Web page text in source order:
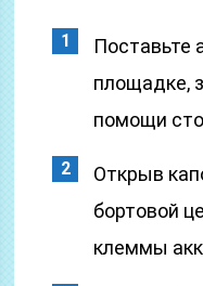
Поставьте
площадке,
помощи
Открыв
бортовой
клеммы